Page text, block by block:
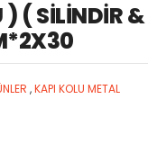
( SİLİNDİR
,KAPI KOLU METAL